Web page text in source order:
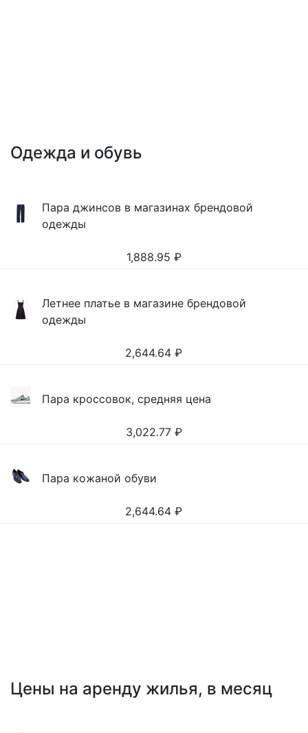
Одежда и обувь
Пара джинсов в магазинах брендовой
одежды
1,888.95 ₽
Летнее платье в магазине брендовой
одежды
2,644.64 ₽
Пара кроссовок, средняя цена
3,022.77 ₽
Пара кожаной обуви
2,644.64 ₽
Цены на аренду жилья, в месяц